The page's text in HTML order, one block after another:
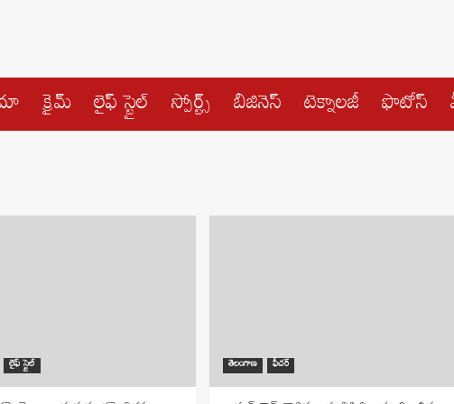
క్రైమ్ లైఫ్ స్టైల్ స్పోర్ట్స్ బిజినెస్ టెక్నాలజీ ఫొటోస్
లైఫ్ స్టైల్ తెలంగాణ ఫీచర్